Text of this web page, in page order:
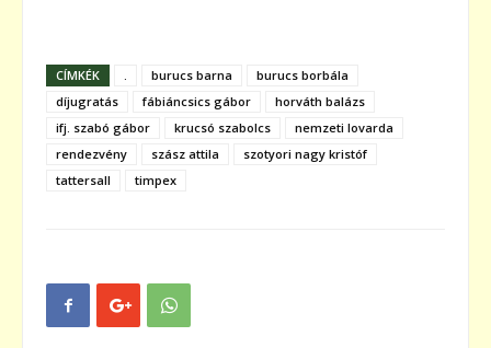
CÍMKÉK . burucs barna
burucs borbála
díjugratás
fábiáncsics gábor
horváth balázs
ifj. szabó gábor
krucsó szabolcs
nemzeti lovarda
rendezvény
szász attila
szotyori nagy kristóf
tattersall
timpex